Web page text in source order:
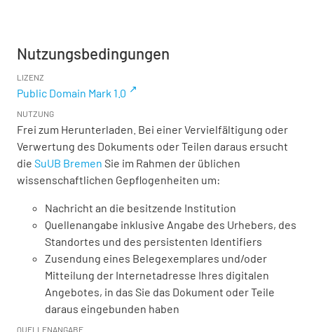
Nutzungsbedingungen
LIZENZ
Public Domain Mark 1.0
NUTZUNG
Frei zum Herunterladen. Bei einer Vervielfältigung oder
Verwertung des Dokuments oder Teilen daraus ersucht
die SuUB Bremen Sie im Rahmen der üblichen
wissenschaftlichen Gepflogenheiten um:
Nachricht an die besitzende Institution
Quellenangabe inklusive Angabe des Urhebers, des
Standortes und des persistenten Identifiers
Zusendung eines Belegexemplares und/oder
Mitteilung der Internetadresse Ihres digitalen
Angebotes, in das Sie das Dokument oder Teile
daraus eingebunden haben
QUELLENANGABE